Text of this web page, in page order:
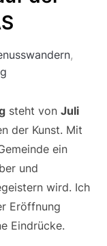
,
steht von Juli
der Kunst. Mit
ein
und
wird. Ich
Eröffnung
Eindrücke.